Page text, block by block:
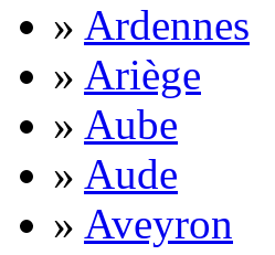
» Ardennes
» Ariège
» Aube
» Aude
» Aveyron